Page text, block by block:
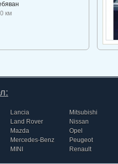
км
Lancia
Land Rover
Mazda
Mercedes-Benz
MINI
Mitsubishi
Nissan
Opel
Peugeot
Renault